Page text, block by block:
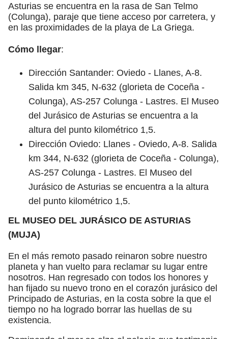
Asturias se encuentra en la rasa de San Telmo
(Colunga), paraje que tiene acceso por carretera, y
en las proximidades de la playa de La Griega.
Cómo llegar:
Dirección Santander: Oviedo - Llanes, A-8.
Salida km 345, N-632 (glorieta de Coceña -
Colunga), AS-257 Colunga - Lastres. El Museo
del Jurásico de Asturias se encuentra a la
altura del punto kilométrico 1,5.
Dirección Oviedo: Llanes - Oviedo, A-8. Salida
km 344, N-632 (glorieta de Coceña - Colunga),
AS-257 Colunga - Lastres. El Museo del
Jurásico de Asturias se encuentra a la altura
del punto kilométrico 1,5.
EL MUSEO DEL JURÁSICO DE ASTURIAS
(MUJA)
En el más remoto pasado reinaron sobre nuestro
planeta y han vuelto para reclamar su lugar entre
nosotros. Han regresado con todos los honores y
han fijado su nuevo trono en el corazón jurásico del
Principado de Asturias, en la costa sobre la que el
tiempo no ha logrado borrar las huellas de su
existencia.